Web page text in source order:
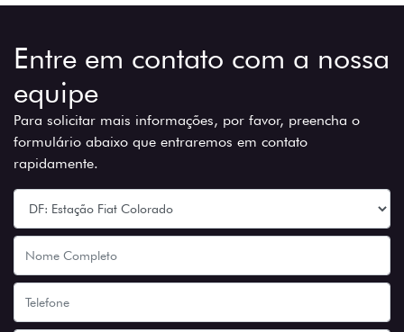
Entre em contato com a nossa
equipe
Para solicitar mais informações, por favor, preencha o
formulário abaixo que entraremos em contato
rapidamente.